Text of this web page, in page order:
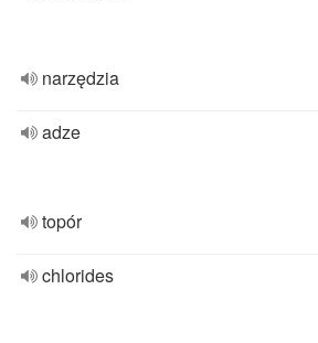
narzędzia
adze
topór
chlorides